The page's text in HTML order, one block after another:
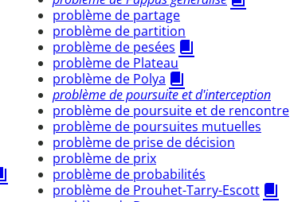
problème de partage
problème de partition
problème de pesées
problème de Plateau
problème de Polya
problème de poursuite et d'interception
problème de poursuite et de rencontre
problème de poursuites mutuelles
problème de prise de décision
problème de prix
problème de probabilités
problème de Prouhet-Tarry-Escott